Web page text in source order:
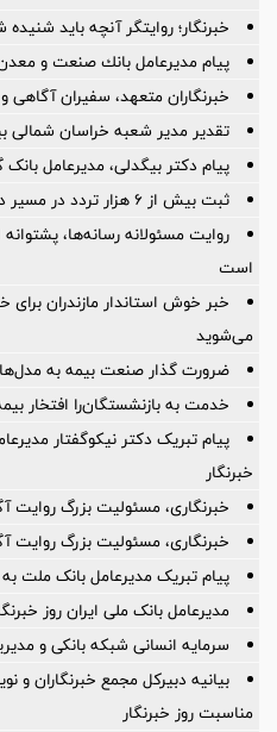
خبرنگار؛ روایتگر آنچه باید
پیام مدیرعامل بانك صنعت و
خبرنگاران متعهد، سفیران
تقدیر مدیر شعبه خراسان شمالی
پیام دکتر بیگدلی، مدیرعامل
ثبت بیش از ۶ هزار تردد در مسیر دریایی کیش در هفته گذشته
روایت مسئولانه رسانه‌ها، پشتوانه
است
خبر خوش استاندار مازندران برای
می‌شوید
ضرورت گذار صنعت بیمه به
خدمت به بازنشستگان‌را افتخار
پیام تبریک دکتر نیکوگفتار
خبرنگار
خبرنگاری، مسئولیت بزرگ روایت
خبرنگاری، مسئولیت بزرگ روایت
پیام تبریک مدیرعامل بانک ملت
مدیرعامل بانک ملی ایران روز
سرمایه انسانی شبکه بانکی و
بیانیه دبیرکل مجمع خبرنگاران
مناسبت روز خبرنگار